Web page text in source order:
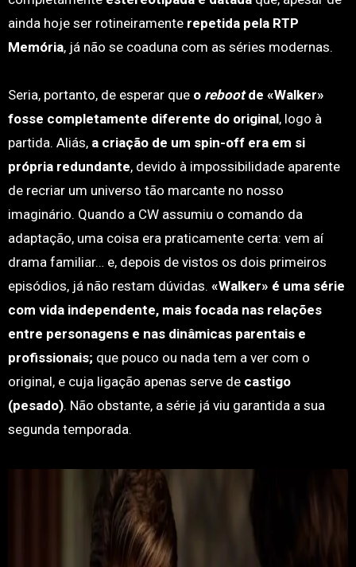
ainda hoje ser rotineiramente repetida pela RTP
Memória, já não se coaduna com as séries modernas.
Seria, portanto, de esperar que o rebootde «Walker»
fosse completamente diferente do original, logo à
partida. Aliás, a criação de um spin-off era em si
própria redundante, devido à impossibilidade aparente
de recriar um universo tão marcante no nosso
imaginário. Quando a CW assumiu o comando da
adaptação, uma coisa era praticamente certa: vem aí
drama familiar… e, depois de vistos os dois primeiros
episódios, já não restam dúvidas. «Walker» é uma série
com vida independente, mais focada nas relações
entre personagens e nas dinâmicas parentais e
profissionais; que pouco ou nada tem a ver com o
original, e cuja ligação apenas serve de castigo
(pesado). Não obstante, a série já viu garantida a sua
segunda temporada.